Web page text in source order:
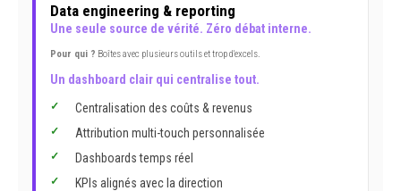
Data engineering & reporting
Une seule source de vérité. Zéro débat interne.
Pour qui ? Boîtes avec plusieurs outils et trop d'excels.
Un dashboard clair qui centralise tout.
Centralisation des coûts & revenus
Attribution multi-touch personnalisée
Dashboards temps réel
KPIs alignés avec la direction